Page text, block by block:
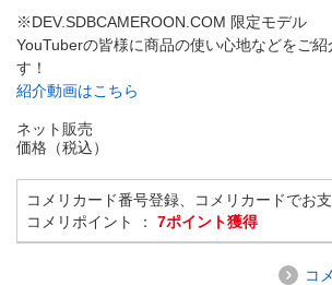
※DEV.SDBCAMEROON.COM 限定モデル
YouTuberの皆様に商品の使い心地などをご紹
す！
紹介動画はこちら
ネット販売
価格（税込）
コメリカード番号登録、コメリカードでお
コメリポイント ： 7ポイント獲得
コ